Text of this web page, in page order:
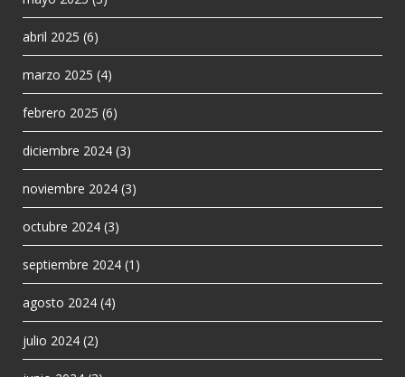
abril 2025 (6)
marzo 2025 (4)
febrero 2025 (6)
diciembre 2024 (3)
noviembre 2024 (3)
octubre 2024 (3)
septiembre 2024 (1)
agosto 2024 (4)
julio 2024 (2)